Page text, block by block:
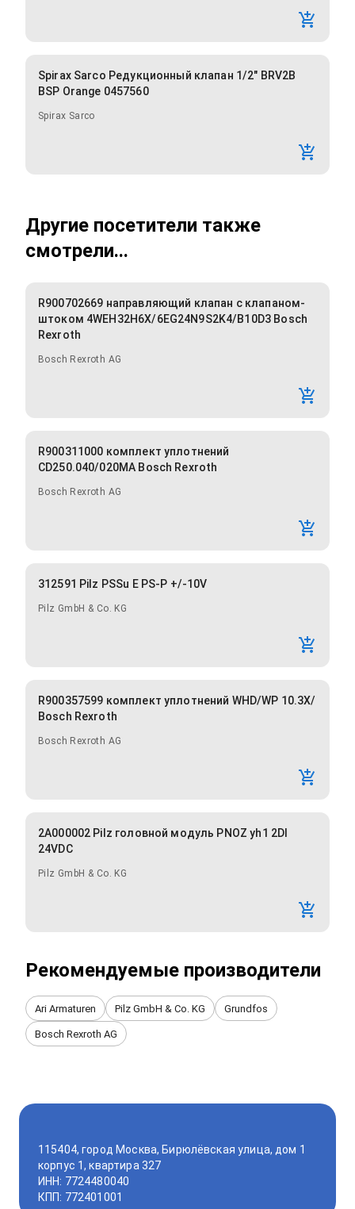
Spirax Sarco Редукционный клапан 1/2" BRV2B
BSP Orange 0457560
Spirax Sarco
Другие посетители также
смотрели...
R900702669 направляющий клапан с клапаном-
штоком 4WEH32H6X/6EG24N9S2K4/B10D3 Bosch
Rexroth
Bosch Rexroth AG
R900311000 комплект уплотнений
CD250.040/020MA Bosch Rexroth
Bosch Rexroth AG
312591 Pilz PSSu E PS-P +/-10V
Pilz GmbH & Co. KG
R900357599 комплект уплотнений WHD/WP 10.3X/
Bosch Rexroth
Bosch Rexroth AG
2A000002 Pilz головной модуль PNOZ yh1 2DI
24VDC
Pilz GmbH & Co. KG
Рекомендуемые производители
Ari Armaturen Pilz GmbH & Co. KG Grundfos
Bosch Rexroth AG
115404, город Москва, Бирюлёвская улица, дом 1
корпус 1, квартира 327
ИНН: 7724480040
КПП: 772401001